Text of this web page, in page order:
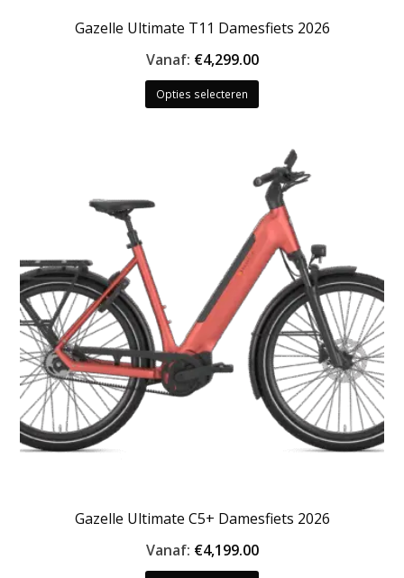
Gazelle Ultimate T11 Damesfiets 2026
Vanaf: €4,299.00
Opties selecteren
Dit
variaties.
Deze
optie
kan
gekozen
worden
op
productpagina
Gazelle Ultimate C5+ Damesfiets 2026
Vanaf: €4,199.00
Dit